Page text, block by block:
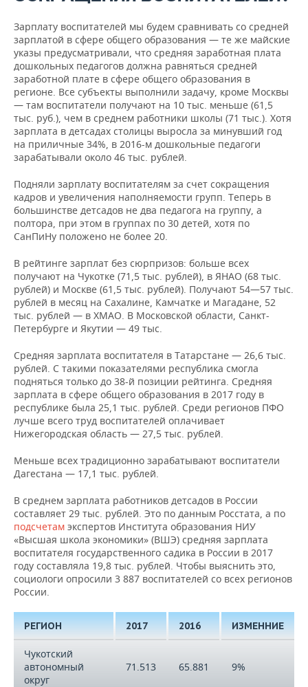
авт.
округ-Югра
64.655
Республика Саха
(Якутия)
58.466 57.186 2%
Зарплату воспитателей мы будем сравнивать со средней
зарплатой в сфере общего образования — те же майские
указы предусматривали, что средняя заработная плата
дошкольных педагогов должна равняться средней
заработной плате в сфере общего образования в
регионе. Все субъекты выполнили задачу, кроме Москвы
— там воспитатели получают на 10 тыс. меньше (61,5
тыс. руб.), чем в среднем работники школы (71 тыс.). Хотя
зарплата в детсадах столицы выросла за минувший год
на приличные 34%, в 2016-м дошкольные педагоги
зарабатывали около 46 тыс. рублей.
Подняли зарплату воспитателям за счет сокращения
кадров и увеличения наполняемости групп. Теперь в
большинстве детсадов не два педагога на группу, а
полтора, при этом в группах по 30 детей, хотя по
СанПиНу положено не более 20.
В рейтинге зарплат без сюрпризов: больше всех
получают на Чукотке (71,5 тыс. рублей), в ЯНАО (68 тыс.
рублей) и Москве (61,5 тыс. рублей). Получают 54—57 тыс.
рублей в месяц на Сахалине, Камчатке и Магадане, 52
тыс. рублей — в ХМАО. В Московской области, Санкт-
Петербурге и Якутии — 49 тыс.
Средняя зарплата воспитателя в Татарстане — 26,6 тыс.
рублей. С такими показателями республика смогла
подняться только до 38-й позиции рейтинга. Средняя
зарплата в сфере общего образования в 2017 году в
республике была 25,1 тыс. рублей. Среди регионов ПФО
лучше всего труд воспитателей оплачивает
Нижегородская область — 27,5 тыс. рублей.
Меньше всех традиционно зарабатывают воспитатели
Дагестана — 17,1 тыс. рублей.
В среднем зарплата работников детсадов в России
составляет 29 тыс. рублей. Это по данным Росстата, а по
подсчетам экспертов Института образования НИУ
«Высшая школа экономики» (ВШЭ) средняя зарплата
воспитателя государственного садика в России в 2017
году составляла 19,8 тыс. рублей. Чтобы выяснить это,
социологи опросили 3 887 воспитателей со всех регионов
России.
РЕГИОН 2017 2016 ИЗМЕННИЕ
Чукотский
автономный
округ
71.513 65.881 9%